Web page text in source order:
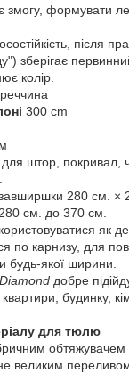
формувати
після
зберігає
колір.
300 cm
штор, покривал,
280 см. ×
см. до 370 см.
як
по карнизу, для
будь-якої ширини.
добре
будинку,
для тюлю
обтяжувачем
великим